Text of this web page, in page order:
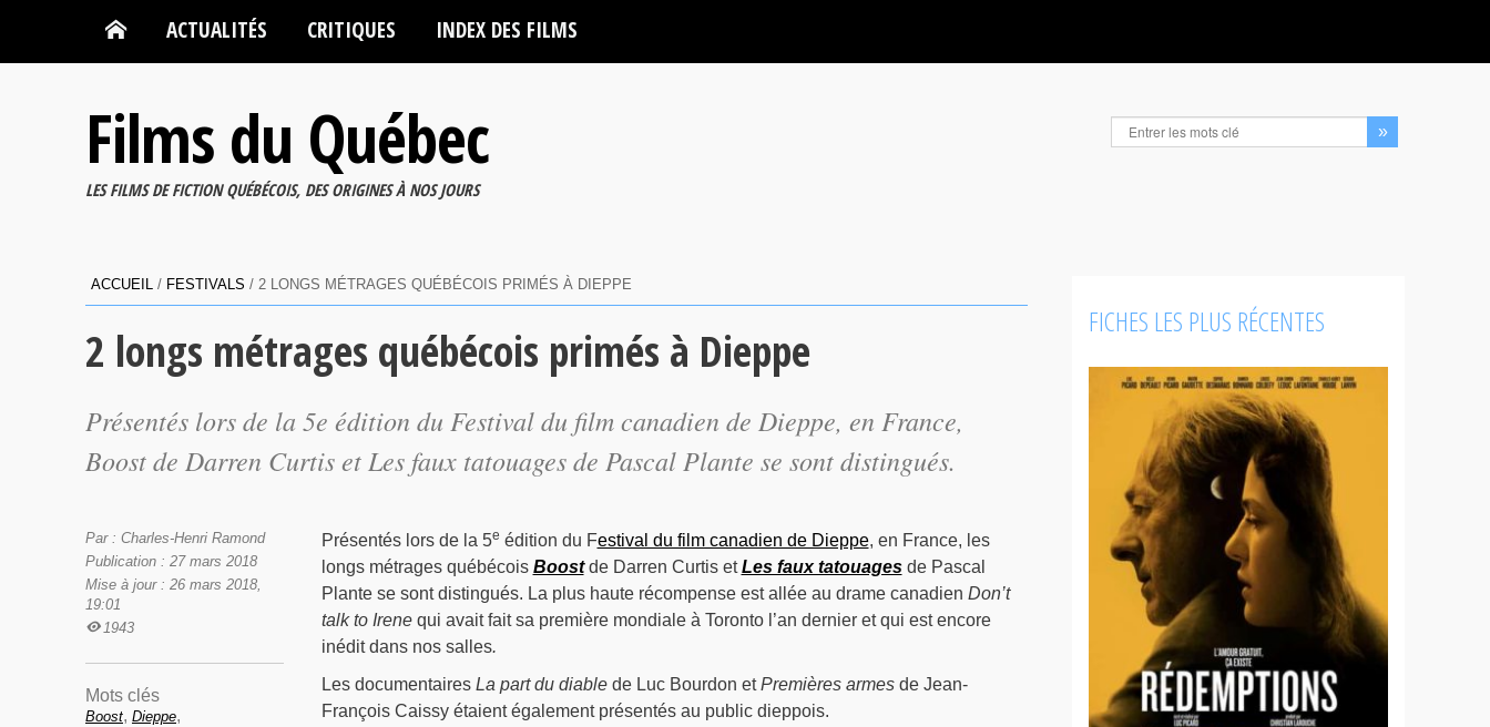
ACTUALITÉS CRITIQUES INDEX DES FILMS
Films du Québec
LES FILMS DE FICTION QUÉBÉCOIS, DES ORIGINES À NOS JOURS
ACCUEIL / FESTIVALS / 2 LONGS MÉTRAGES QUÉBÉCOIS PRIMÉS À DIEPPE
2 longs métrages québécois primés à Dieppe
Présentés lors de la 5e édition du Festival du film canadien de Dieppe, en France,
Boostde Darren Curtis et Les faux tatouagesde Pascal Plante se sont distingués.
Présentés lors de la 5e édition du Festival du film canadien de Dieppe, en France, les
longs métrages québécois Boostde Darren Curtis etLes faux tatouagesde Pascal
Plante se sont distingués. La plus haute récompense est allée au drame canadien Don’t
talk to Irenequi avait fait sa première mondiale à Toronto l’an dernier et qui est encore
inédit dans nos salles.
Les documentaires La part du diablede Luc Bourdon etPremières armesde Jean-
François Caissy étaient également présentés au public dieppois.
Par : Charles-Henri Ramond
Publication : 27 mars 2018
Mise à jour : 26 mars 2018,
19:01
1943
Mots clés
Boost, Dieppe,
FICHES LES PLUS RÉCENTES